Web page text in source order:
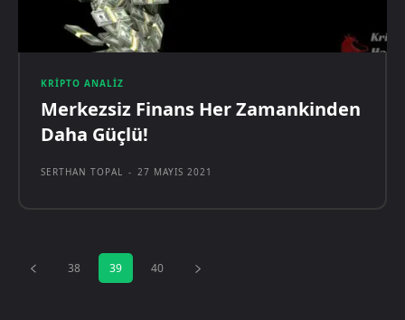
KRIPTO ANALIZ
Merkezsiz Finans Her Zamankinden
Daha Güçlü!
SERTHAN TOPAL - 27 MAYIS 2021
38 39 40